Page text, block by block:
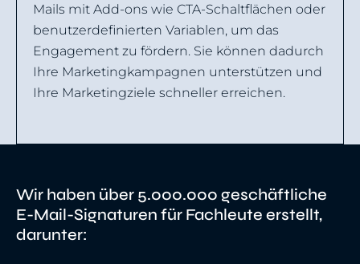
Mails mit Add-ons wie CTA-Schaltflächen oder
benutzerdefinierten Variablen, um das
Engagement zu fördern. Sie können dadurch
Ihre Marketingkampagnen unterstützen und
Ihre Marketingziele schneller erreichen.
Wir haben über 5.000.000 geschäftliche
E-Mail-Signaturen für Fachleute erstellt,
darunter: